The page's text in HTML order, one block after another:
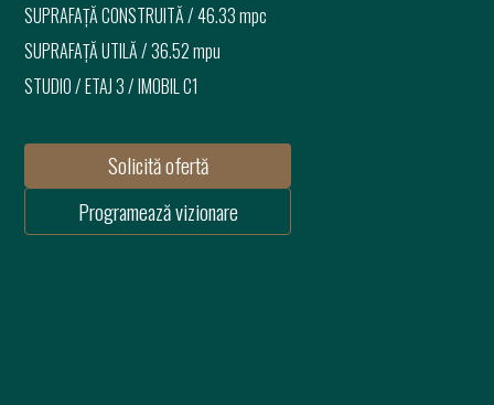
SUPRAFAȚĂ CONSTRUITĂ /46.33 mpc
SUPRAFAȚĂ UTILĂ /36.52 mpu
STUDIO/ETAJ 3/ IMOBIL C1
Solicită ofertă
Programează vizionare